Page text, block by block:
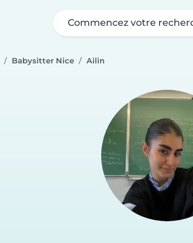
Commencez votre
Babysitter Nice Ailin